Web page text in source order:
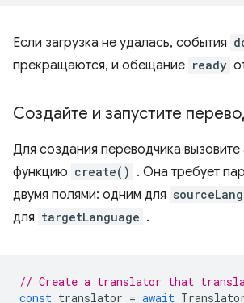
Если загрузка не удалась, события
прекращаются, и обещание ready
Создайте и запустите
Для создания переводчика
функцию create() . Она требует
двумя полями: одним для
для targetLanguage .
// Create a translator that
const translator = await